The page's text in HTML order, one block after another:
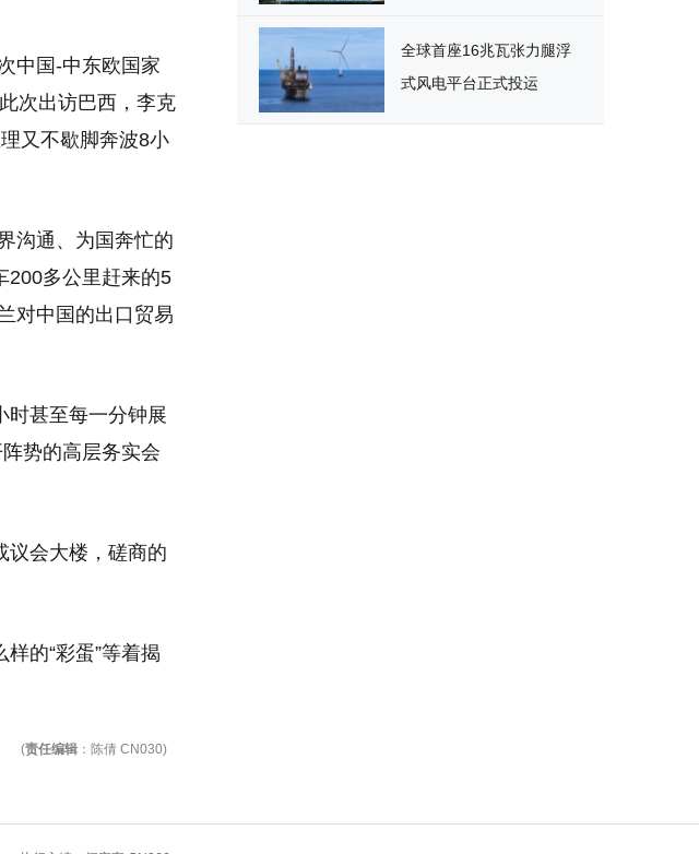
中国-中东欧国家
次出访巴西，李克
又不歇脚奔波8小
沟通、为国奔忙的
200多公里赶来的5
对中国的出口贸易
时甚至每一分钟展
势的高层务实会
议会大楼，磋商的
的“彩蛋”等着揭
(责任编辑 ：陈倩 CN030)
全球首座16兆瓦张力腿浮
式风电平台正式投运